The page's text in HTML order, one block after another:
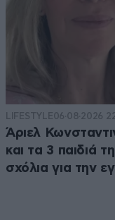
LIFESTYLE06·08·2026
Άριελ
και τα 3 παιδιά
σχόλια για την